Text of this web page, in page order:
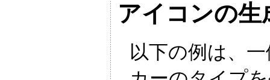
アイコンの生
以下の例は、